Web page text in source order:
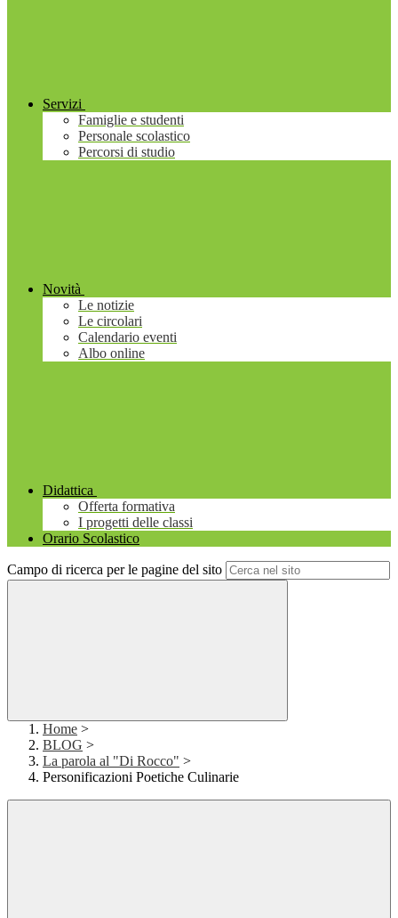
Servizi
Famiglie e studenti
Personale scolastico
Percorsi di studio
Novità
Le notizie
Le circolari
Calendario eventi
Albo online
Didattica
Offerta formativa
I progetti delle classi
Orario Scolastico
Campo di ricerca per le pagine del sito
Home >
BLOG >
La parola al "Di Rocco" >
Personificazioni Poetiche Culinarie